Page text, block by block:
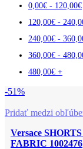
0,00€ - 120,00€
120,00€ -
240,00€ -
360,00€ -
480,00€ +
-51%
Pridať medzi
Versace
FABRIC 1002476